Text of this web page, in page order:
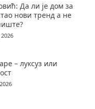
Да ли је дом за
нови тренд а не
– луксуз или